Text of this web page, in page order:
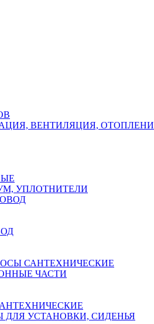
ВЕНТИЛЯЦИЯ, ОТОПЛЕНИ
УПЛОТНИТЕЛИ
САНТЕХНИЧЕСКИЕ
ЧАСТИ
УСТАНОВКИ, СИДЕНЬЯ